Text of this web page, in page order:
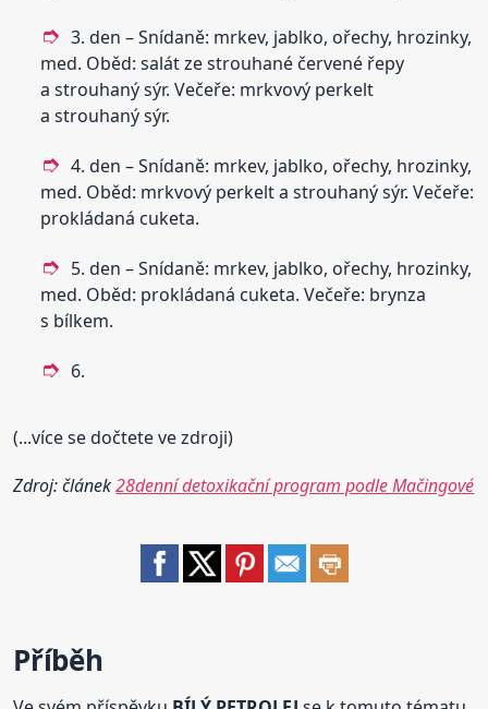
3. den – Snídaně: mrkev, jablko, ořechy, hrozinky,
med. Oběd: salát ze strouhané červené řepy
a strouhaný sýr. Večeře: mrkvový perkelt
a strouhaný sýr.
4. den – Snídaně: mrkev, jablko, ořechy, hrozinky,
med. Oběd: mrkvový perkelt a strouhaný sýr. Večeře:
prokládaná cuketa.
5. den – Snídaně: mrkev, jablko, ořechy, hrozinky,
med. Oběd: prokládaná cuketa. Večeře: brynza
s bílkem.
6.
(...více se dočtete ve zdroji)
Zdroj: článek28denní detoxikační program podle Mačingové
Příběh